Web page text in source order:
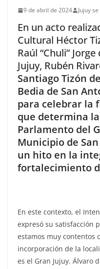
9 de abril de 2024 Jujuy
En un acto
Cultural Héctor
Raúl “Chuli”
Jujuy, Rubén
Santiago Tizón
Bedia de San
para celebrar la
que determina
Parlamento del
Municipio de
un hito en la
fortalecimiento
En este contexto, el
expresó su satisfacción
estamos muy contentos
incorporación de la
es el Gran Jujuy. Álvaro